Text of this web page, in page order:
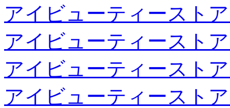
アイビューティースト
アイビューティースト
アイビューティースト
アイビューティースト